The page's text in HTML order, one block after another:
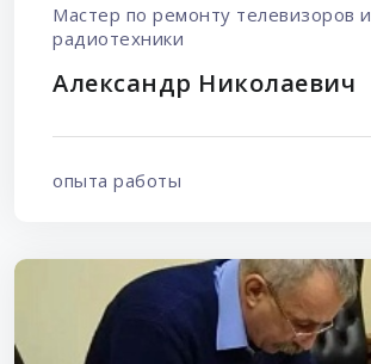
Мастер по ремонту телевизоров и
радиотехники
Александр Николаевич
опыта работы